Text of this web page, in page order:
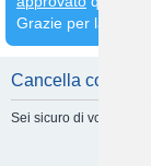
Grazie per la
Cancella cookie
Sei sicuro di volere